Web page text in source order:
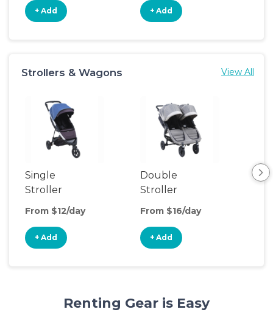
+ Add + Add
Strollers & Wagons View All
Single
Stroller
From $12/day
+ Add
Double
Stroller
From $16/day
+ Add
Renting Gear is Easy